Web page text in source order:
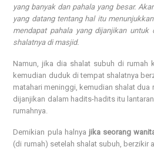
yang banyak dan pahala yang besar.
yang datang tentang hal itu
mendapat pahala yang dijanjikan untuk
shalatnya di masjid.
Namun, jika dia shalat subuh di rumah
kemudian duduk di tempat shalatnya
matahari meninggi, kemudian shalat dua
dijanjikan dalam hadits-hadits itu
rumahnya.
Demikian pula halnya jika seorang
(di rumah) setelah shalat subuh, berzikir